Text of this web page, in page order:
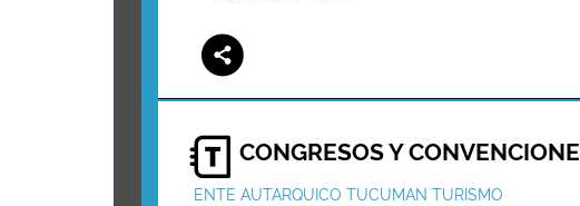
CONGRESOS Y
ENTE AUTARQUICO TUCUMAN TURISMO